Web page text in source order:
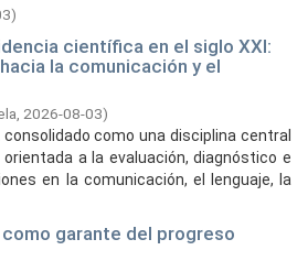
)
científica en el siglo XXI:
la comunicación y el
2026-08-03)
como una disciplina central
a la evaluación, diagnóstico e
en la comunicación, el lenguaje, la
garante del progreso